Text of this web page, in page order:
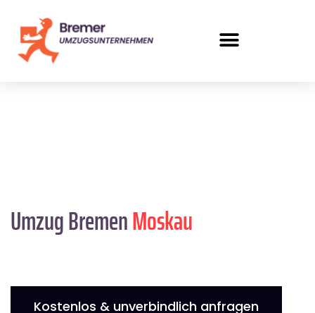
Umzug BremenMoskau
Kostenlos & unverbindlich anfragen